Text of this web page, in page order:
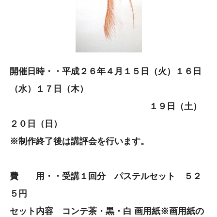
開催日時・・平成２６年４月１５日（火）１６日
（水）１７日（木）
１９日（土）
２０日（日）
※制作終了後は講評会を行います。
費 用・・受講１回分 パステルセット ５２
５円
セット内容 コンテ茶・黒・白 画用紙※画用紙の